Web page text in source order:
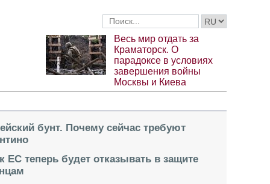
Весь мир отдать за
Краматорск. О
парадоксе в условиях
завершения войны
Москвы и Киева
бунт. Почему сейчас требуют
ЕС теперь будет отказывать в защите